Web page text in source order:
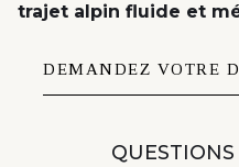
trajet alpin fluide et
DEMANDEZ VOTRE